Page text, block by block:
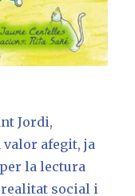
Jordi,
afegit, ja
la lectura
social i